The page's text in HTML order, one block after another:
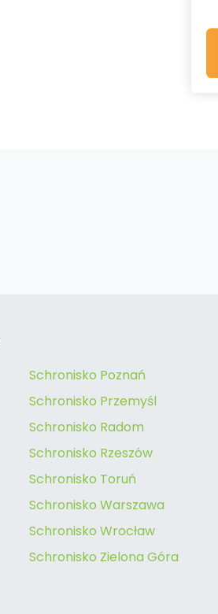
Schronisko Poznań
Schronisko Przemyśl
Schronisko Radom
Schronisko Rzeszów
Schronisko Toruń
Schronisko Warszawa
Schronisko Wrocław
Schronisko Zielona Góra